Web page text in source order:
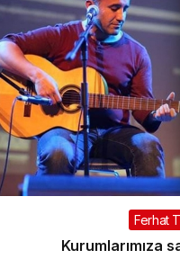
Ferhat
Kurumlarımıza